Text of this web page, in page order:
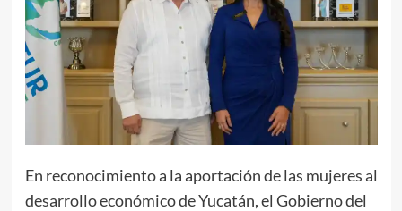
En reconocimiento a la aportación de las mujeres al
desarrollo económico de Yucatán, el Gobierno del